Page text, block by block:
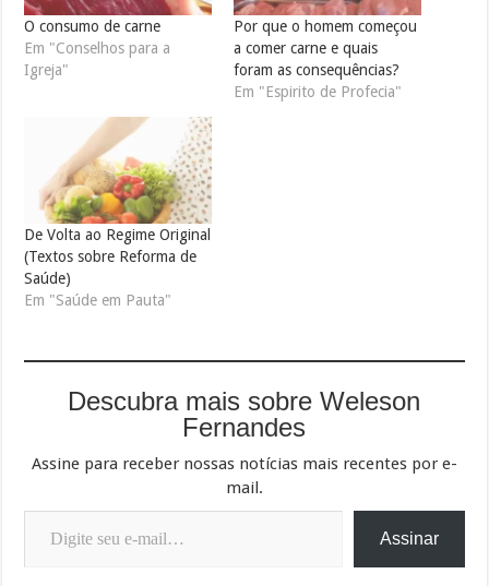
O consumo de carne
Em "Conselhos para a
Igreja"
Por que o homem começou
a comer carne e quais
foram as consequências?
Em "Espirito de Profecia"
De Volta ao Regime Original
(Textos sobre Reforma de
Saúde)
Em "Saúde em Pauta"
Descubra mais sobre Weleson
Fernandes
Assine para receber nossas notícias mais recentes por e-
mail.
Digite seu e-mail…
Assinar